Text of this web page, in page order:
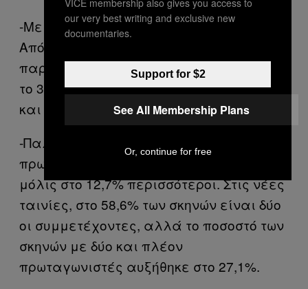
-Με τα χρόνια επικράτησε η πλαστική.
Από ανύπαρκτο στις παλιές
παραγωγές, το πλαστικό στήθος έφτασε
το 35,5% στις νέες. Φυσικά μεγάλωσε
και σε μέγεθος.
-Παλιότερα στο 76,4% των σκηνών
πρωταγωνιστούσαν δύο ηθοποιοί και
μόλις στο 12,7% περισσότεροι. Στις νέες
ταινίες, στο 58,6% των σκηνών είναι δύο
οι συμμετέχοντες, αλλά το ποσοστό των
σκηνών με δύο και πλέον
πρωταγωνιστές αυξήθηκε στο 27,1%.
our very best writing and exclusive new
documentaries.
Support for $2
See All Membership Plans
Or, continue for free